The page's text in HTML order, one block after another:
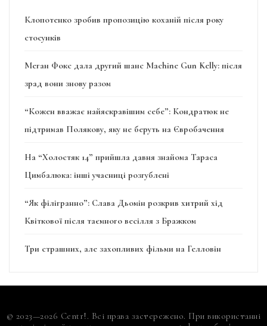
Клопотенко зробив пропозицію коханій після року
стосунків
Меган Фокс дала другий шанс Machine Gun Kelly: після
зрад вони знову разом
“Кожен вважає найяскравішим себе”: Кондратюк не
підтримав Полякову, яку не беруть на Євробачення
На “Холостяк 14” прийшла давня знайома Тараса
Цимбалюка: інші учасниці розгублені
“Як філігранно”: Слава Дьомін розкрив хитрий хід
Квіткової після таємного весілля з Бражком
Три страшних, але захопливих фільми на Гелловін
© 2023—2026 Centr!. Всі права застережено. При використанні